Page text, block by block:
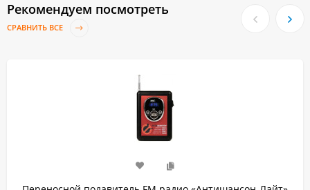
Рекомендуем посмотреть
СРАВНИТЬ ВСЕ